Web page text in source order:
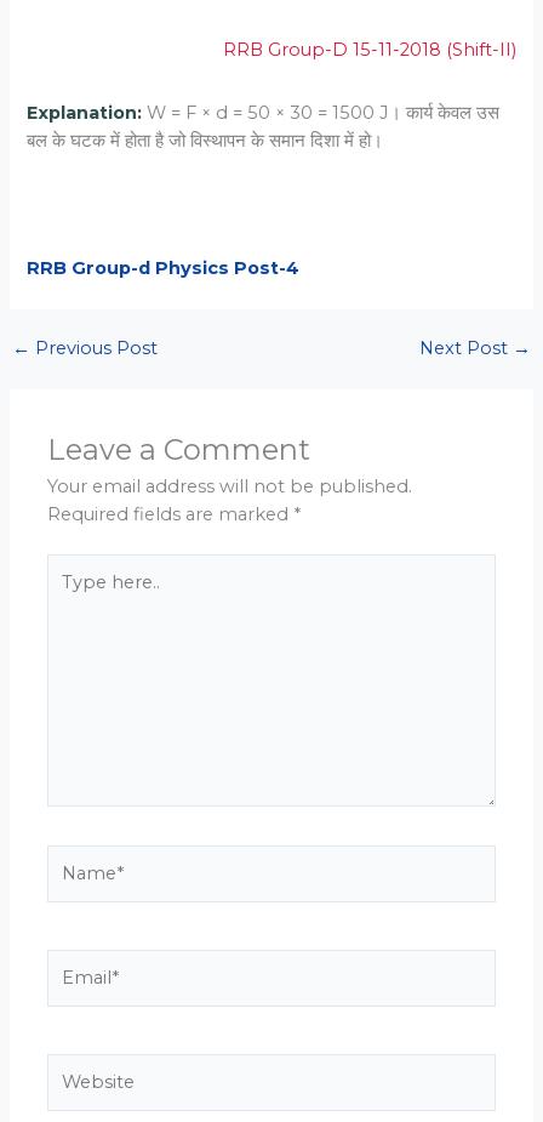
RRB Group-D 15-11-2018 (Shift-II)
Explanation: W = F × d = 50 × 30 = 1500 J। कार्य केवल उस
बल के घटक में होता है जो विस्थापन के समान दिशा में हो।
RRB Group-d Physics Post-4
← Previous Post Next Post →
Leave a Comment
Your email address will not be published.
Required fields are marked *
here..